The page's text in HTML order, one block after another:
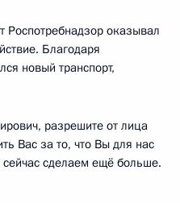
Роспотребнадзор оказывал
Благодаря
новый транспорт,
разрешите от лица
Вас за то, что Вы для нас
сделаем ещё больше.